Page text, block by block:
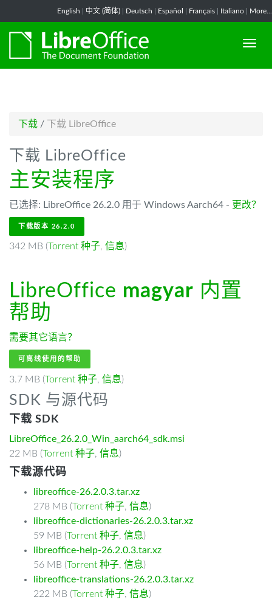
English 中文 (简体) Deutsch Español Français Italiano More...
下载 / 下载 LibreOffice
下载 LibreOffice
主安装程序
已选择: LibreOffice 26.2.0 用于 Windows Aarch64 - 更改？
下载版本 26.2.0
342 MB (Torrent 种子, 信息)
LibreOffice magyar 内置
帮助
需要其它语言？
可离线使用的帮助
3.7 MB (Torrent 种子, 信息)
SDK 与源代码
下载 SDK
LibreOffice_26.2.0_Win_aarch64_sdk.msi
22 MB (Torrent 种子, 信息)
下载源代码
libreoffice-26.2.0.3.tar.xz
278 MB (Torrent 种子, 信息)
libreoffice-dictionaries-26.2.0.3.tar.xz
59 MB (Torrent 种子, 信息)
libreoffice-help-26.2.0.3.tar.xz
56 MB (Torrent 种子, 信息)
libreoffice-translations-26.2.0.3.tar.xz
222 MB (Torrent 种子, 信息)